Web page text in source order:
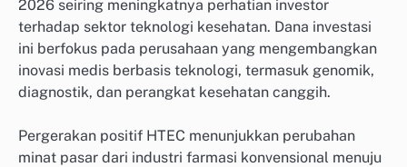
2026 seiring meningkatnya perhatian investor
terhadap sektor teknologi kesehatan. Dana investasi
ini berfokus pada perusahaan yang mengembangkan
inovasi medis berbasis teknologi, termasuk genomik,
diagnostik, dan perangkat kesehatan canggih.
Pergerakan positif HTEC menunjukkan perubahan
minat pasar dari industri farmasi konvensional menuju